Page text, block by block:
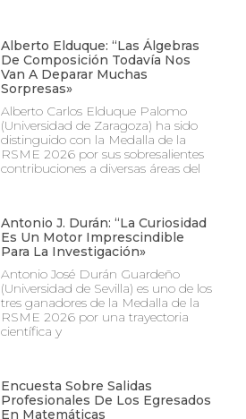
Alberto Elduque: “Las Álgebras
De Composición Todavía Nos
Van A Deparar Muchas
Sorpresas»
Alberto Carlos Elduque Palomo
(Universidad de Zaragoza) ha sido
distinguido con la Medalla de la
RSME 2026 por sus sobresalientes
contribuciones a diversas áreas del
Antonio J. Durán: “La Curiosidad
Es Un Motor Imprescindible
Para La Investigación»
Antonio José Durán Guardeño
(Universidad de Sevilla) es uno de los
tres ganadores de la Medalla de la
RSME 2026 por una trayectoria
científica y
Encuesta Sobre Salidas
Profesionales De Los Egresados
En Matemáticas